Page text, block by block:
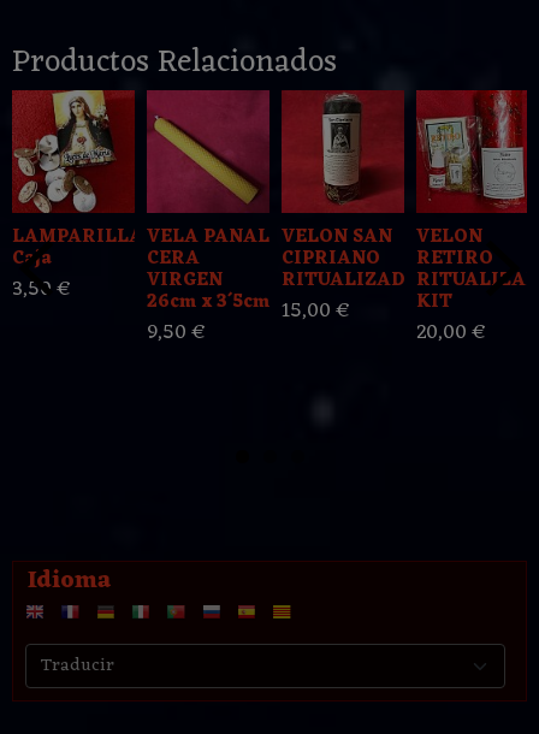
Idioma
Productos Relacionados
LAMPARILLAS
Caja
3,50 €
VELA PANAL
CERA
VIRGEN
26cm x 3´5cm
9,50 €
VELON SAN
CIPRIANO
RITUALIZADO
15,00 €
VELON
RETIRO
KIT
20,00 €